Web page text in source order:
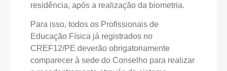
residência, após a realização da biometria.
Para isso, todos os Profissionais de
Educação Física já registrados no
CREF12/PE deverão obrigatoriamente
comparecer à sede do Conselho para realizar